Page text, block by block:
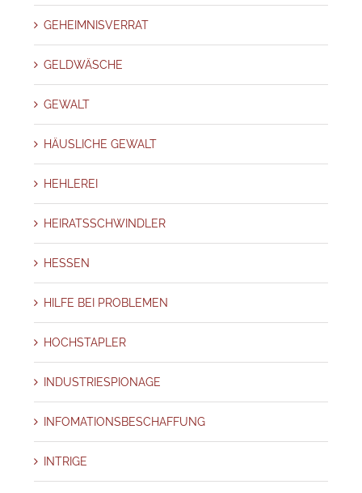
GEHEIMNISVERRAT
GELDWÄSCHE
GEWALT
HÄUSLICHE GEWALT
HEHLEREI
HEIRATSSCHWINDLER
HESSEN
HILFE BEI PROBLEMEN
HOCHSTAPLER
INDUSTRIESPIONAGE
INFOMATIONSBESCHAFFUNG
INTRIGE